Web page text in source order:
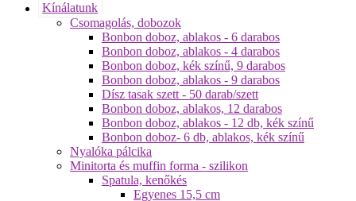
Kínálatunk
Csomagolás, dobozok
Bonbon doboz, ablakos - 6 darabos
Bonbon doboz, ablakos - 4 darabos
Bonbon doboz, kék színű, 9 darabos
Bonbon doboz, ablakos - 9 darabos
Dísz tasak szett - 50 darab/szett
Bonbon doboz, ablakos, 12 darabos
Bonbon doboz, ablakos - 12 db, kék színű
Bonbon doboz- 6 db, ablakos, kék színű
Nyalóka pálcika
Minitorta és muffin forma - szilikon
Spatula, kenőkés
Egyenes 15,5 cm